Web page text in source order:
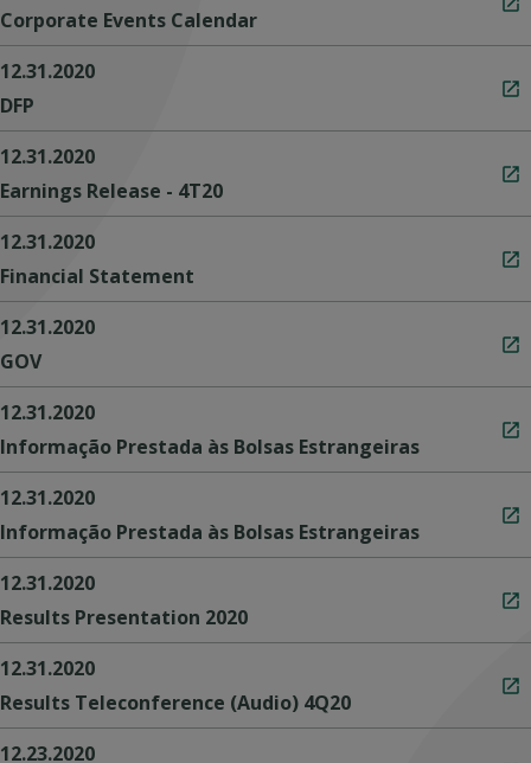
Corporate Events Calendar
12.31.2020
DFP
12.31.2020
Earnings Release - 4T20
12.31.2020
Financial Statement
12.31.2020
GOV
12.31.2020
Informação Prestada às Bolsas Estrangeiras
12.31.2020
Informação Prestada às Bolsas Estrangeiras
12.31.2020
Results Presentation 2020
12.31.2020
Results Teleconference (Audio) 4Q20
12.23.2020